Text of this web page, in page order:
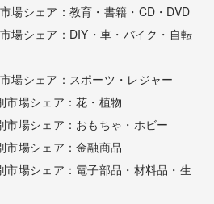
シェア：教育・書籍・CD・DVD
シェア：DIY・車・バイク・自転
シェア：スポーツ・レジャー
場シェア：花・植物
シェア：おもちゃ・ホビー
場シェア：金融商品
シェア：電子部品・材料品・生